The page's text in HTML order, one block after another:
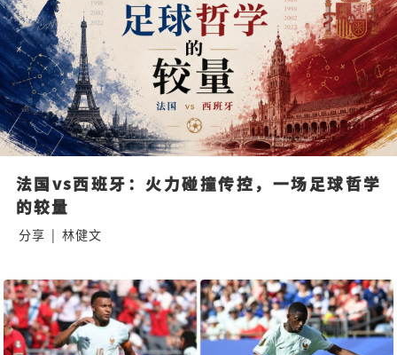
法国vs西班牙：火力碰撞传控，一场足球哲学
的较量
分享 | 林健文